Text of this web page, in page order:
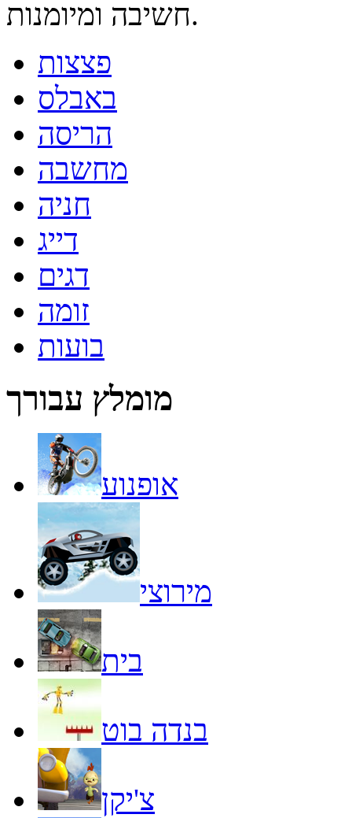
חשיבה ומיומנות.
פצצות
באבלס
הריסה
מחשבה
חניה
דייג
דגים
זומה
בועות
מומלץ עבורך
אופנוע
מירוצי
בית
בנדה בוט
צ'יקן